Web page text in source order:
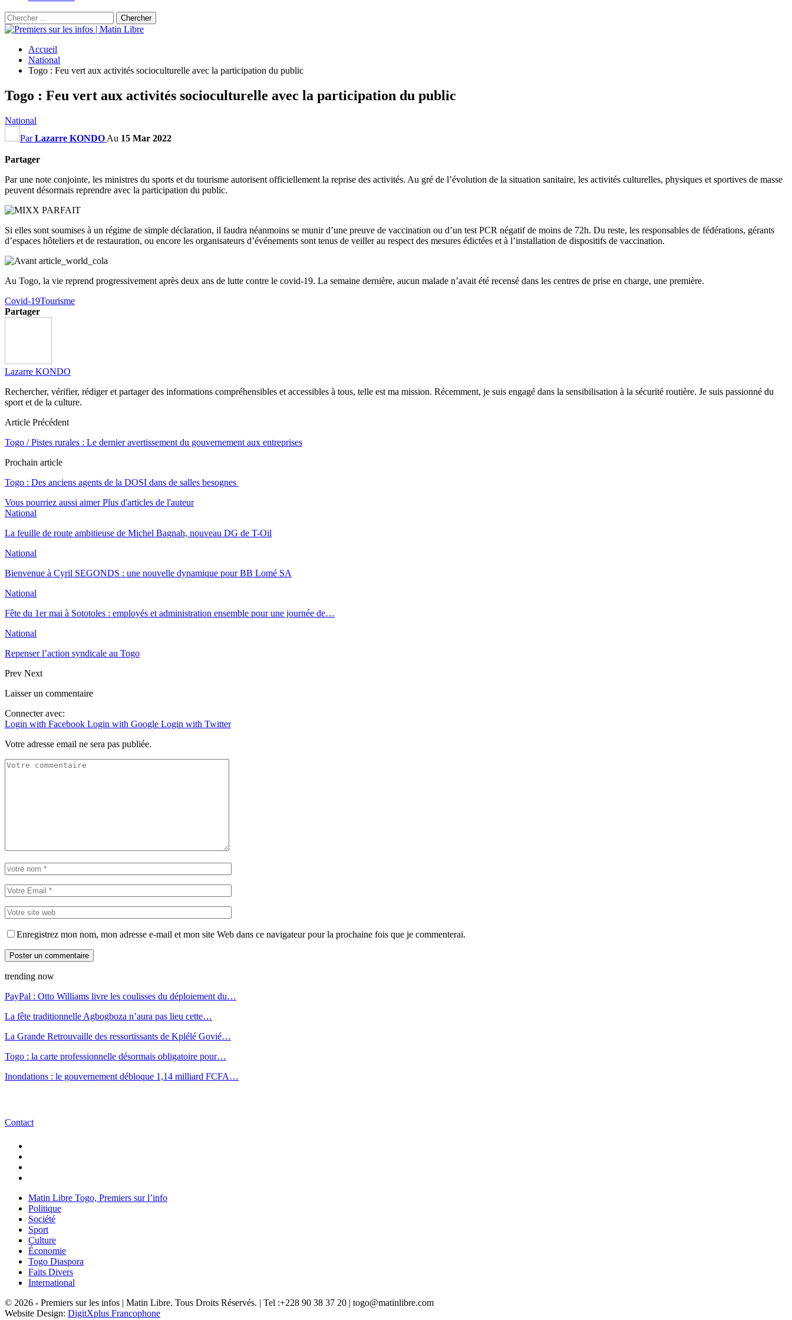
Accueil
National
Togo : Feu vert aux activités socioculturelle avec la participation du public
Togo : Feu vert aux activités socioculturelle avec la participation du public
National
ParLazarre KONDO Au 15 Mar 2022
Partager
Par une note conjointe, les ministres du sports et du tourisme autorisent officiellement la reprise des activités. Au gré de l’évolution de la situation sanitaire, les activités culturelles, physiques et sportives de masse
peuvent désormais reprendre avec la participation du public.
Si elles sont soumises à un régime de simple déclaration, il faudra néanmoins se munir d’une preuve de vaccination ou d’un test PCR négatif de moins de 72h. Du reste, les responsables de fédérations, gérants
d’espaces hôteliers et de restauration, ou encore les organisateurs d’événements sont tenus de veiller au respect des mesures édictées et à l’installation de dispositifs de vaccination.
Au Togo, la vie reprend progressivement après deux ans de lutte contre le covid-19. La semaine dernière, aucun malade n’avait été recensé dans les centres de prise en charge, une première.
Covid-19Tourisme
Partager
Lazarre KONDO
Rechercher, vérifier, rédiger et partager des informations compréhensibles et accessibles à tous, telle est ma mission. Récemment, je suis engagé dans la sensibilisation à la sécurité routière. Je suis passionné du
sport et de la culture.
Article Précédent
Togo / Pistes rurales : Le dernier avertissement du gouvernement aux entreprises
Prochain article
Togo : Des anciens agents de la DOSI dans de salles besognes
Vous pourriez aussi aimer Plus d'articles de l'auteur
National
La feuille de route ambitieuse de Michel Bagnah, nouveau DG de T-Oil
National
Bienvenue à Cyril SEGONDS : une nouvelle dynamique pour BB Lomé SA
National
Fête du 1er mai à Sototoles : employés et administration ensemble pour une journée de…
National
Repenser l’action syndicale au Togo
Prev Next
Laisser un commentaire
Connecter avec:
Login with Facebook Login with Google Login with Twitter
Votre adresse email ne sera pas publiée.
Enregistrez mon nom, mon adresse e-mail et mon site Web dans ce navigateur pour la prochaine fois que je commenterai.
trending now
PayPal : Otto Williams livre les coulisses du déploiement du…
La fête traditionnelle Agbogboza n’aura pas lieu cette…
La Grande Retrouvaille des ressortissants de Kplélé Govié…
Togo : la carte professionnelle désormais obligatoire pour…
Inondations : le gouvernement débloque 1,14 milliard FCFA…
Contact
Matin Libre Togo, Premiers sur l’info
Politique
Société
Sport
Culture
Économie
Togo Diaspora
Faits Divers
International
© 2026 - Premiers sur les infos | Matin Libre. Tous Droits Réservés. | Tel :+228 90 38 37 20 | togo@matinlibre.com
Website Design: DigitXplus Francophone